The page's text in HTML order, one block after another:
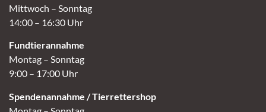
Mittwoch – Sonntag
14:00 – 16:30 Uhr
Fundtierannahme
Montag – Sonntag
9:00 – 17:00 Uhr
Spendenannahme / Tierrettershop